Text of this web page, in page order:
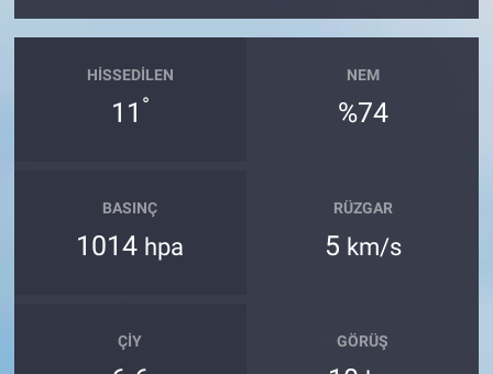
HISSEDILEN
11 °
NEM
%74
BASINÇ
1014 hpa
RÜZGAR
5 km/s
ÇIY GÖRÜŞ